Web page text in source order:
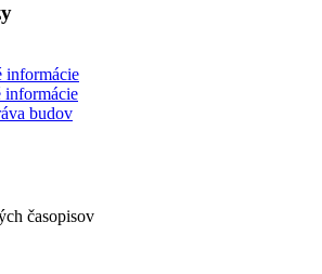
informácie
informácie
budov
časopisov